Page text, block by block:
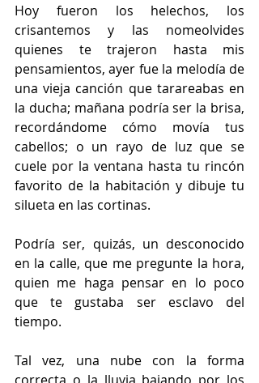
Hoy fueron los helechos, los
crisantemos y las nomeolvides
quienes te trajeron hasta mis
pensamientos, ayer fue la melodía de
una vieja canción que tarareabas en
la ducha; mañana podría ser la brisa,
recordándome cómo movía tus
cabellos; o un rayo de luz que se
cuele por la ventana hasta tu rincón
favorito de la habitación y dibuje tu
silueta en las cortinas.
Podría ser, quizás, un desconocido
en la calle, que me pregunte la hora,
quien me haga pensar en lo poco
que te gustaba ser esclavo del
tiempo.
Tal vez, una nube con la forma